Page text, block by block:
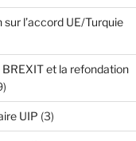
l’accord UE/Turquie
BREXIT et la refondation
UIP (3)